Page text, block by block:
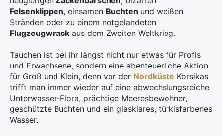
Felsenklippen, einsamen Buchten und weißen
Stränden oder zu einem notgelandeten
Flugzeugwrack aus dem Zweiten Weltkrieg.
Tauchen ist bei ihr längst nicht nur etwas für Profis
und Erwachsene, sondern eine abenteuerliche Aktion
für Groß und Klein, denn vor der Nordküste Korsikas
trifft man immer wieder auf eine abwechslungsreiche
Unterwasser-Flora, prächtige Meeresbewohner,
geschützte Buchten und ein glasklares, türkisfarbenes
Wasser.